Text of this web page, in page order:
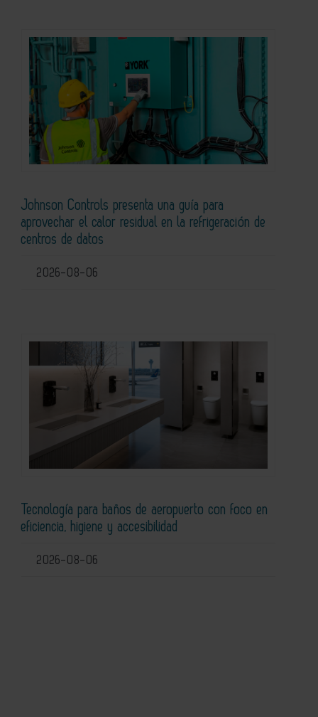
Johnson Controls presenta una guía para
aprovechar el calor residual en la refrigeración de
centros de datos
2026-08-06
Tecnología para baños de aeropuerto con foco en
eficiencia, higiene y accesibilidad
2026-08-06